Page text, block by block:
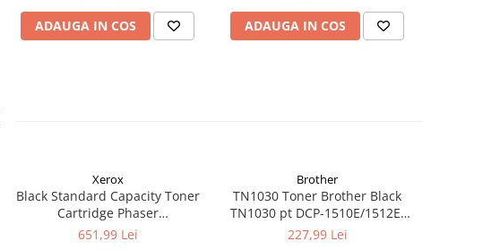
ADAUGA IN COS ADAUGA IN COS
Xerox
Black Standard Capacity Toner
Cartridge Phaser
6510/WorkCentre 6515
651,99 Lei
Brother
TN1030 Toner Brother Black
TN1030 pt DCP-1510E/1512E,
HL-1110E/1112E ,1K
227,99 Lei